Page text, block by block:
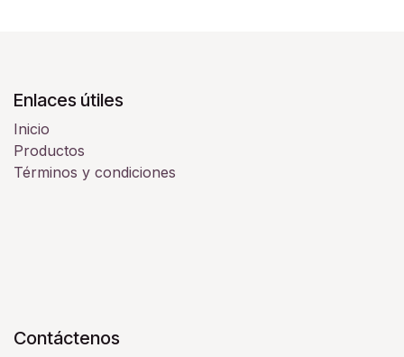
Enlaces útiles
Inicio
Productos
Términos y condiciones
Contáctenos